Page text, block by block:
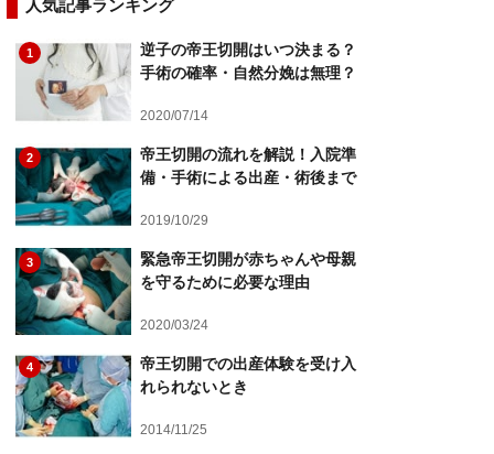
人気記事ランキング
1
逆子の帝王切開はいつ決まる？
手術の確率・自然分娩は無理？
2020/07/14
2
帝王切開の流れを解説！入院準
備・手術による出産・術後まで
2019/10/29
3
緊急帝王切開が赤ちゃんや母親
を守るために必要な理由
2020/03/24
4
帝王切開での出産体験を受け入
れられないとき
2014/11/25